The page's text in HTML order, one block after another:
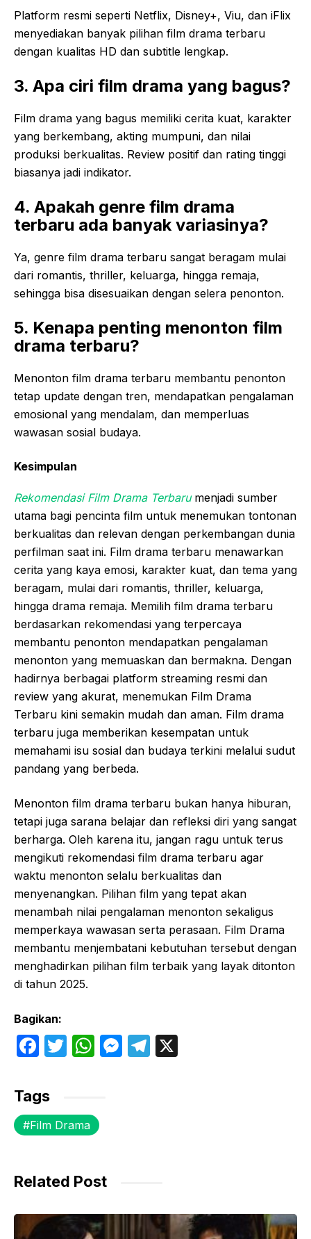
Platform resmi seperti Netflix, Disney+, Viu, dan iFlix
menyediakan banyak pilihan film drama terbaru
dengan kualitas HD dan subtitle lengkap.
3. Apa ciri film drama yang bagus?
Film drama yang bagus memiliki cerita kuat, karakter
yang berkembang, akting mumpuni, dan nilai
produksi berkualitas. Review positif dan rating tinggi
biasanya jadi indikator.
4. Apakah genre film drama
terbaru ada banyak variasinya?
Ya, genre film drama terbaru sangat beragam mulai
dari romantis, thriller, keluarga, hingga remaja,
sehingga bisa disesuaikan dengan selera penonton.
5. Kenapa penting menonton film
drama terbaru?
Menonton film drama terbaru membantu penonton
tetap update dengan tren, mendapatkan pengalaman
emosional yang mendalam, dan memperluas
wawasan sosial budaya.
Kesimpulan
Rekomendasi Film Drama Terbarumenjadi sumber
utama bagi pencinta film untuk menemukan tontonan
berkualitas dan relevan dengan perkembangan dunia
perfilman saat ini. Film drama terbaru menawarkan
cerita yang kaya emosi, karakter kuat, dan tema yang
beragam, mulai dari romantis, thriller, keluarga,
hingga drama remaja. Memilih film drama terbaru
berdasarkan rekomendasi yang terpercaya
membantu penonton mendapatkan pengalaman
menonton yang memuaskan dan bermakna. Dengan
hadirnya berbagai platform streaming resmi dan
review yang akurat, menemukan Film Drama
Terbaru kini semakin mudah dan aman. Film drama
terbaru juga memberikan kesempatan untuk
memahami isu sosial dan budaya terkini melalui sudut
pandang yang berbeda.
Menonton film drama terbaru bukan hanya hiburan,
tetapi juga sarana belajar dan refleksi diri yang sangat
berharga. Oleh karena itu, jangan ragu untuk terus
mengikuti rekomendasi film drama terbaru agar
waktu menonton selalu berkualitas dan
menyenangkan. Pilihan film yang tepat akan
menambah nilai pengalaman menonton sekaligus
memperkaya wawasan serta perasaan. Film Drama
membantu menjembatani kebutuhan tersebut dengan
menghadirkan pilihan film terbaik yang layak ditonton
di tahun 2025.
Bagikan:
F
c
e
b
o
T
er
W
s
A
p
M T
Tags
Film Drama
Related Post